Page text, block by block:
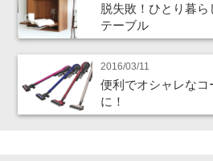
脱失敗！ひとり暮
テーブル
2016/03/11
便利でオシャレな
に！